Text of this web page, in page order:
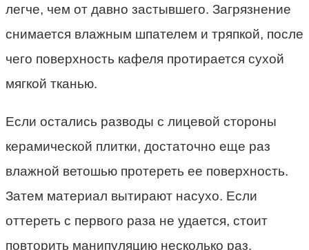
легче, чем от давно застывшего. Загрязнение
снимается влажным шпателем и тряпкой, после
чего поверхность кафеля протирается сухой
мягкой тканью.
Если остались разводы с лицевой стороны
керамической плитки, достаточно еще раз
влажной ветошью протереть ее поверхность.
Затем материал вытирают насухо. Если
оттереть с первого раза не удается, стоит
повторить манипуляцию несколько раз.